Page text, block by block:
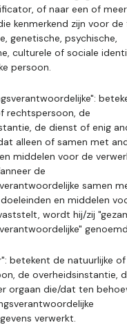
of naar een of meer
kenmerkend zijn voor de
genetische, psychische,
culturele of sociale
persoon.
rechtspersoon, de
de dienst of enig
alleen of samen met
middelen voor de
de
samen
en middelen
wordt hij/zij
betekent de natuurlijke of
de overheidsinstantie,
orgaan die/dat ten
verwerkt.